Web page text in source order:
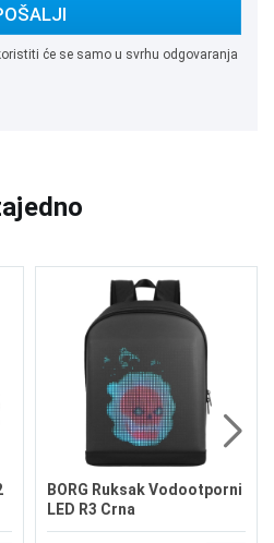
će se samo u svrhu odgovaranja
BORG Ruksak Vodootporni
LED R3 Crna